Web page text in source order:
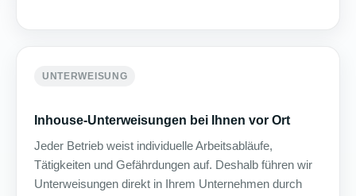
UNTERWEISUNG
Inhouse-Unterweisungen bei Ihnen vor Ort
Jeder Betrieb weist individuelle Arbeitsabläufe,
Tätigkeiten und Gefährdungen auf. Deshalb führen wir
Unterweisungen direkt in Ihrem Unternehmen durch